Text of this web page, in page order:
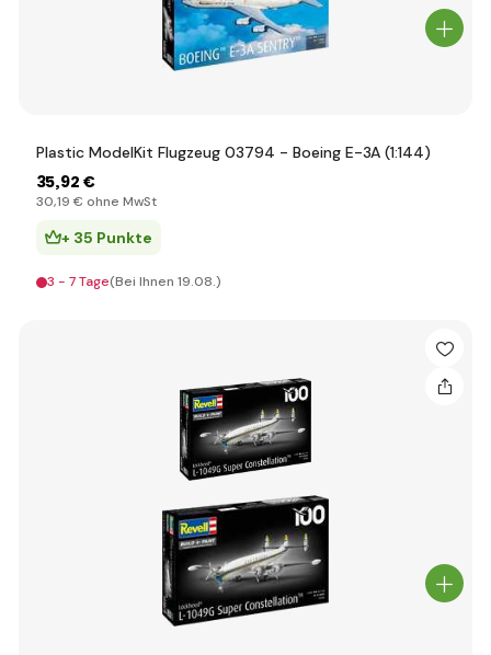
Plastic ModelKit Flugzeug 03794 - Boeing E-3A (1:144)
35,92 €
30,19 € ohne MwSt
+ 35 Punkte
3 - 7 Tage(Bei Ihnen 19.08.)